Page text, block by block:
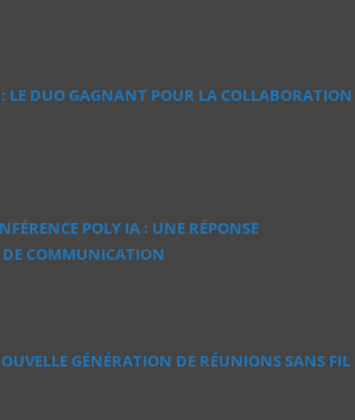
: LE DUO GAGNANT POUR LA COLLABORATION
POLY IA : UNE RÉPONSE
COMMUNICATION
GÉNÉRATION DE RÉUNIONS SANS FIL